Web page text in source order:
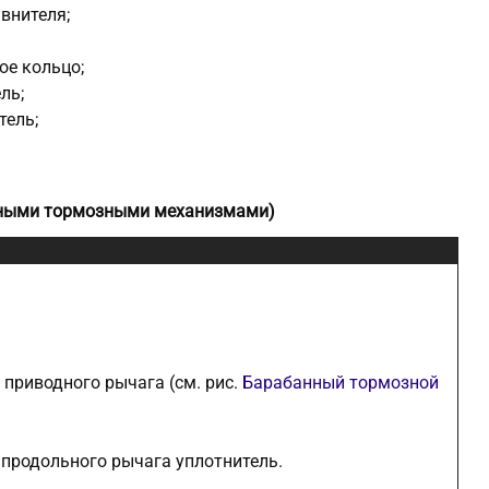
кольцо;
тормозными механизмами)
рычага (см. рис. Барабанный тормозной
рычага уплотнитель.